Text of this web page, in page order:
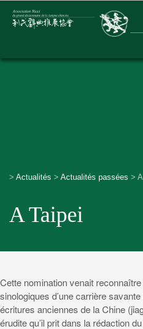
> Actualités > Actualités passées >
A Taipei
Cette nomination venait
sinologiques d’une carrière
écritures anciennes de la Chine
érudite qu’il prit dans la rédaction